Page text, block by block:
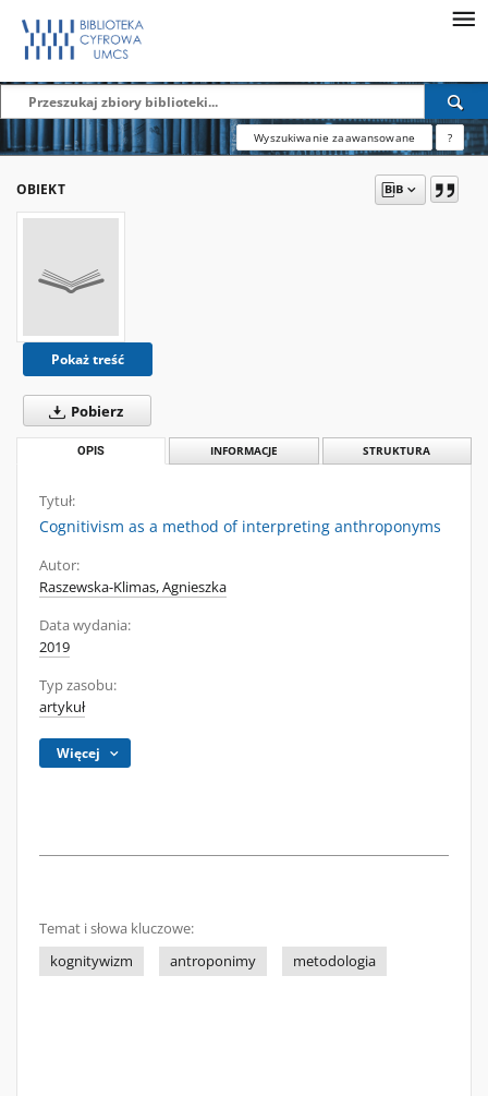
Wyszukiwanie zaawansowane ?
OBIEKT
Pokaż treść
Pobierz
OPIS INFORMACJE STRUKTURA
Tytuł:
Cognitivism as a method of interpreting anthroponyms
Autor:
Raszewska-Klimas, Agnieszka
Data wydania:
2019
Typ zasobu:
artykuł
Więcej
Temat i słowa kluczowe:
kognitywizm
antroponimy metodologia